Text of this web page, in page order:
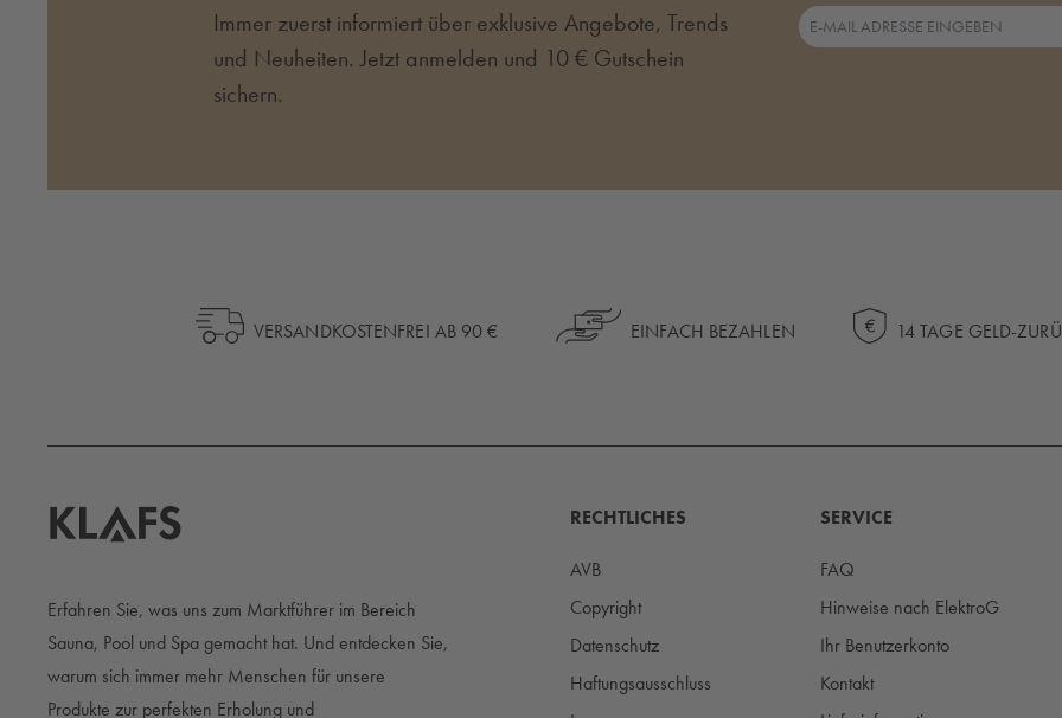
Immer zuerst informiert über exklusive Angebote, Trends
und Neuheiten. Jetzt anmelden und 10 € Gutschein
sichern.
VERSANDKOSTENFREI AB 90 € EINFACH BEZAHLEN 14 TAGE GELD-
Erfahren Sie, was uns zum Marktführer im Bereich
Sauna, Pool und Spa gemacht hat. Und entdecken Sie,
warum sich immer mehr Menschen für unsere
Produkte zur perfekten Erholung und
RECHTLICHES
AVB
Copyright
Datenschutz
Haftungsausschluss
SERVICE
FAQ
Hinweise nach ElektroG
Ihr Benutzerkonto
Kontakt